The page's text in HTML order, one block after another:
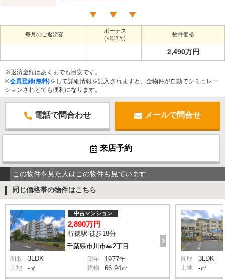
毎月のご返済額
ボーナス
(×年2回)
物件価格
2,490万円
※返済金額はあくまでも目安です。
※会員登録(無料)をして詳細情報を記入されますと、全物件が自動でシミュレー
ションされとても便利になります。
電話で問合わせ メールで問合せ
来店予約
この物件を見た人はこの物件も見ています
同じ価格帯の物件はこちら
千葉県市川市幸2丁目
中古マンション
2,890万円
行徳駅 徒歩18分
間取 3LDK 築年 1977年
土地 -㎡ 建物 66.94㎡
間取 3LDK
土地 -㎡